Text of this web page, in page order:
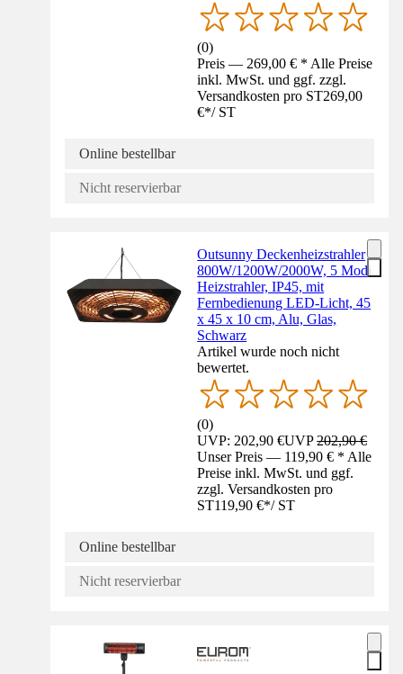
(0)
Preis — 269,00 € * Alle Preise
inkl. MwSt. und ggf. zzgl.
Versandkosten pro ST269,00
€*/ ST
Online bestellbar
Nicht reservierbar
Outsunny Deckenheizstrahler
800W/1200W/2000W, 5 Modi
Heizstrahler, IP45, mit
Fernbedienung LED-Licht, 45
x 45 x 10 cm, Alu, Glas,
Schwarz
Artikel wurde noch nicht
bewertet.
(0)
UVP: 202,90 €UVP202,90 €
Unser Preis — 119,90 € * Alle
Preise inkl. MwSt. und ggf.
zzgl. Versandkosten pro
ST119,90 €*/ ST
Online bestellbar
Nicht reservierbar